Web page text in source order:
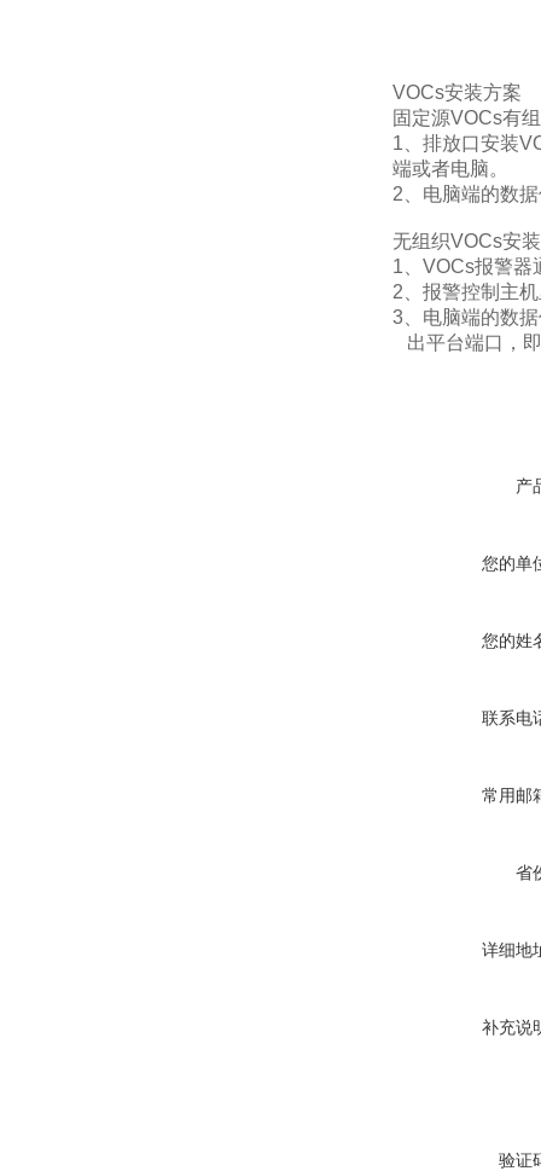
VOCs安装方案
固定源VOCs有
1、排放口安装
端或者电脑。
2、电脑端的数
无组织VOCs安
1、VOCs报警器
2、报警控制主
3、电脑端的数
出平台端口，
产
您的单
您的姓
联系电
常用邮
省
详细地
补充说
验证